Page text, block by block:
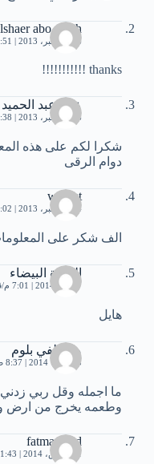
abo gzalh
16 ديسمبر، 2013 | 6:51 م
thanks !!!!!!!!!!!
على عبد الحميد
16 ديسمبر، 2013 | 11:38 م
شكرا لكم على هذه
دوام الرقى
wderet
24 ديسمبر، 2013 | 12:02 ص
الف شكر على
الوردة البيضاء
7 يناير، 2014 | 7:01 م
هايل
مصطفي بلوم
5 فبراير، 2014 | 8:37 ص
ما اجمله وقل ربي زدني
وطعمه يخرج من ارض
fatmaemad
21 مارس، 2014 | 11:43 م